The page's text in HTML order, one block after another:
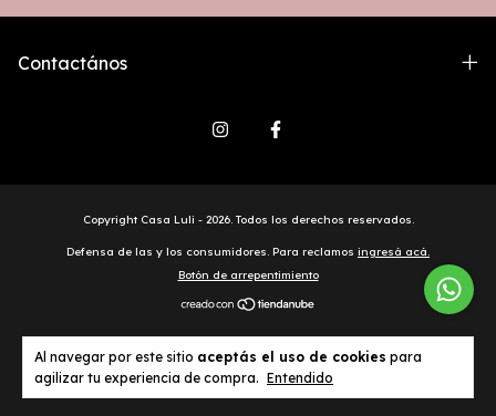
Al navegar por este sitio aceptás el uso de cookies para
agilizar tu experiencia de compra. Entendido
Contactános
Copyright Casa Luli - 2026. Todos los derechos reservados.
Defensa de las y los consumidores. Para reclamos ingresá acá.
Botón de arrepentimiento